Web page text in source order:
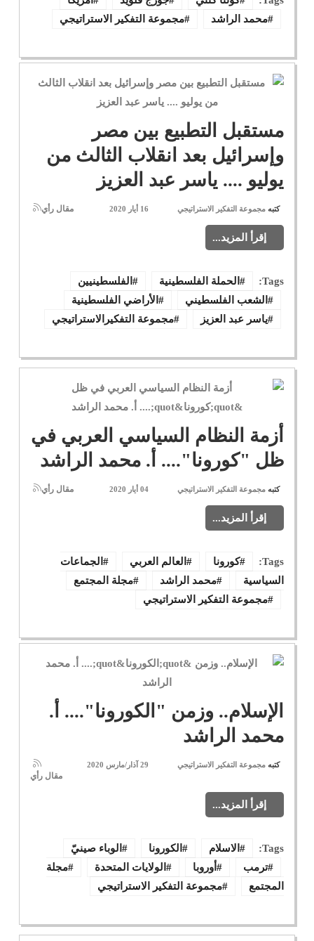
محمد الراشد
مجموعة التفكير الاستراتيجي
مستقبل التطبيع بين مصر
وإسرائيل بعد انقلاب الثالث من
يوليو .... ياسر عبد العزيز
كتبه مجموعة التفكير الاستراتيجي 16 أيار 2020 مقال رأي
إقرأ المزيد...
Tags: الحملة الفلسطينية
الفلسطينيين
الشعب الفلسطيني
الأراضي الفلسطينية
ياسر عبد العزيز
مجموعة التفكيرالاستراتيجي
أزمة النظام السياسي العربي في
ظل "كورونا".... أ. محمد الراشد
كتبه مجموعة التفكير الاستراتيجي 04 أيار 2020 مقال رأي
إقرأ المزيد...
Tags: كورونا العالم العربي
الجماعات
السياسية
محمد الراشد
مجلة المجتمع
مجموعة التفكير الاستراتيجي
الإسلام.. وزمن "الكورونا".... أ.
محمد الراشد
كتبه مجموعة التفكير الاستراتيجي 29 آذار/مارس 2020
مقال رأي
إقرأ المزيد...
Tags: الاسلام الكورونا
الوباء صينيّ
ترمب
أوروبا الولايات المتحدة
مجلة
المجتمع
مجموعة التفكير الاستراتيجي